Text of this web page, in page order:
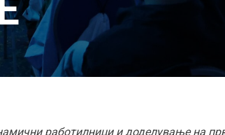
работилници и доделување на